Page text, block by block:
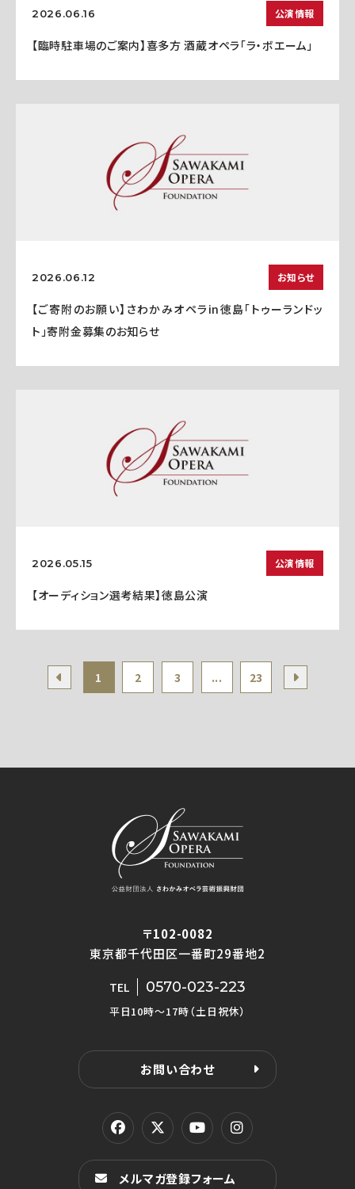
2026.06.16 公演情報
【臨時駐車場のご案内】喜多方 酒蔵オペラ「ラ・ボエーム」
2026.06.12 お知らせ
【ご寄附のお願い】さわかみオペラin徳島「トゥーランドッ
ト」寄附金募集のお知らせ
2026.05.15 公演情報
【オーディション選考結果】徳島公演
1 2 3 ... 23
〒102-0082
東京都千代田区一番町29番地2
TEL 0570-023-223
平日10時〜17時（土日祝休）
お問い合わせ
メルマガ登録フォーム